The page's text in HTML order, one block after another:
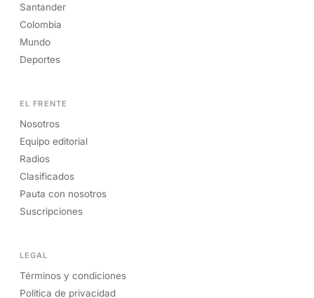
Santander
Colombia
Mundo
Deportes
EL FRENTE
Nosotros
Equipo editorial
Radios
Clasificados
Pauta con nosotros
Suscripciones
LEGAL
Términos y condiciones
Política de privacidad